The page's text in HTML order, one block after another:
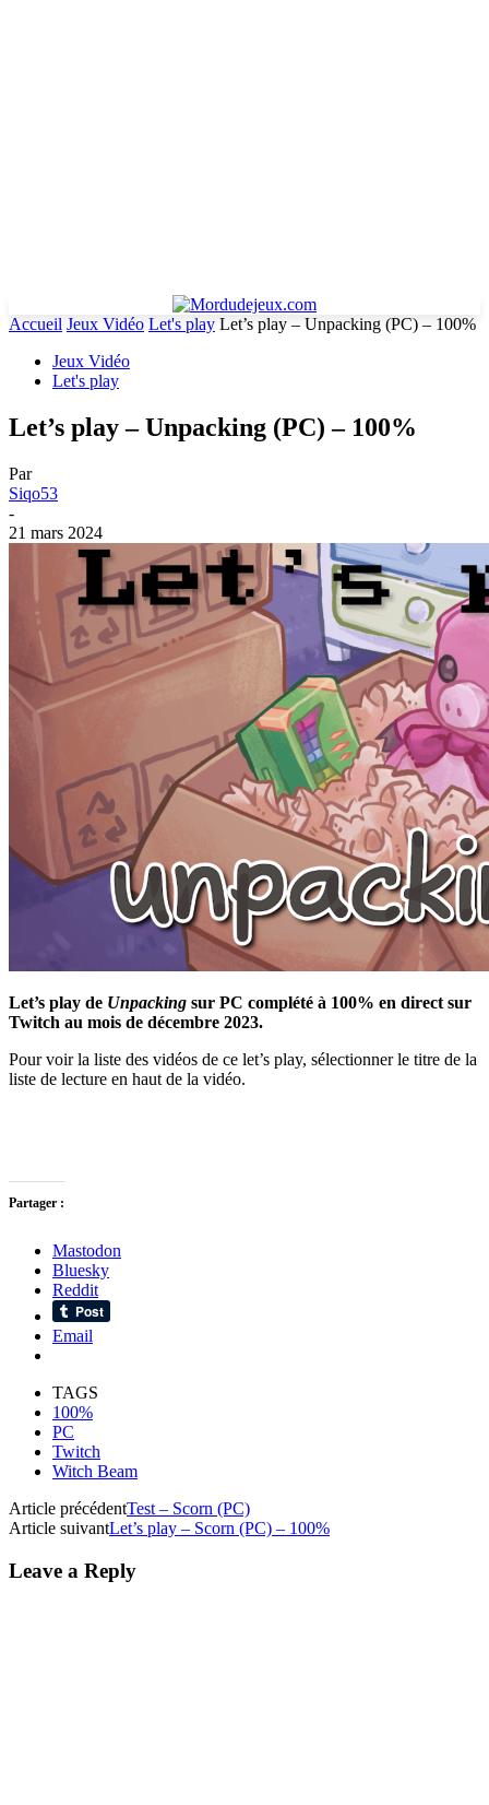
Accueil Jeux Vidéo Let's play Let’s play – Unpacking (PC) – 100%
Jeux Vidéo
Let's play
Let’s play – Unpacking (PC) – 100%
Par
Siqo53
-
21 mars 2024
Let’s play de Unpacking sur PC complété à 100% en direct sur
Twitch au mois de décembre 2023.
Pour voir la liste des vidéos de ce let’s play, sélectionner le titre de la
liste de lecture en haut de la vidéo.
Partager :
Mastodon
Bluesky
Reddit
Email
TAGS
100%
PC
Twitch
Witch Beam
Article précédentTest – Scorn (PC)
Article suivantLet’s play – Scorn (PC) – 100%
Leave a Reply